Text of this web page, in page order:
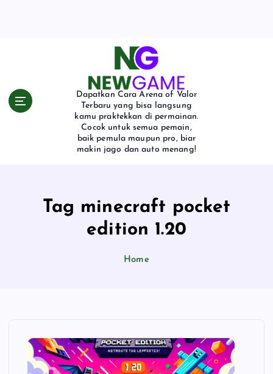
Dapatkan Cara Arena of Valor
Terbaru yang bisa langsung
kamu praktekkan di permainan.
Cocok untuk semua pemain,
baik pemula maupun pro, biar
makin jago dan auto menang!
Tag minecraft pocket
edition 1.20
Home